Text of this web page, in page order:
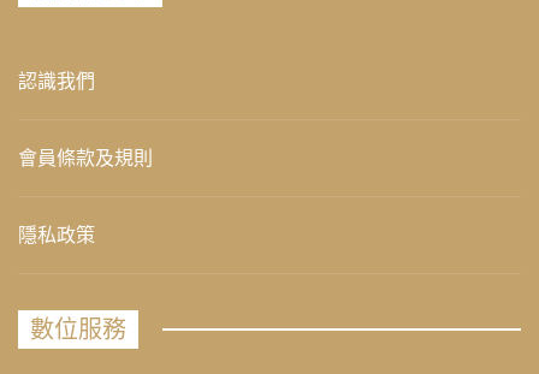
認識我們
會員條款及規則
隱私政策
數位服務